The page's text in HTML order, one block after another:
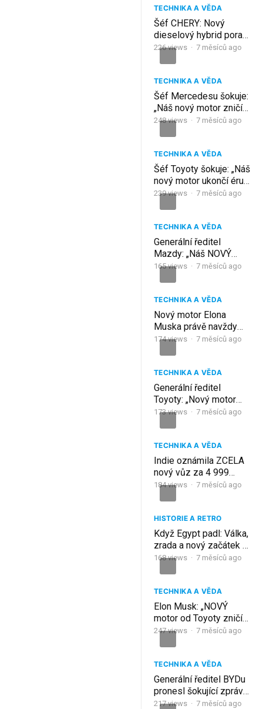
TECHNIKA A VĚDA
Šéf CHERY: Nový
dieselový hybrid porazí
Ford Ranger, Toyotu
226views · 7 měsíců ago
TECHNIKA A VĚDA
Šéf Mercedesu šokuje:
„Náš nový motor zničí
celý elektromobilový
248views · 7 měsíců ago
TECHNIKA A VĚDA
Šéf Toyoty šokuje: „Náš
nový motor ukončí éru
elektromobilů!“
239views · 7 měsíců ago
TECHNIKA A VĚDA
Generální ředitel
Mazdy: „Náš NOVÝ
hybridní motor zničí
165views · 7 měsíců ago
TECHNIKA A VĚDA
Nový motor Elona
Muska právě navždy
ukončil průmysl
174views · 7 měsíců ago
TECHNIKA A VĚDA
Generální ředitel
Toyoty: „Nový motor
rozdrtí celý trh s
173views · 7 měsíců ago
TECHNIKA A VĚDA
Indie oznámila ZCELA
nový vůz za 4 999
dolarů, který otřese
184views · 7 měsíců ago
HISTORIE A RETRO
Když Egypt padl: Válka,
zrada a nový začátek –
2. přechodné období |
168views · 7 měsíců ago
TECHNIKA A VĚDA
Elon Musk: „NOVÝ
motor od Toyoty zničí
celý průmysl
247views · 7 měsíců ago
TECHNIKA A VĚDA
Generální ředitel BYDu
pronesl šokující zprávu:
Nový motor otřásá
217views · 7 měsíců ago